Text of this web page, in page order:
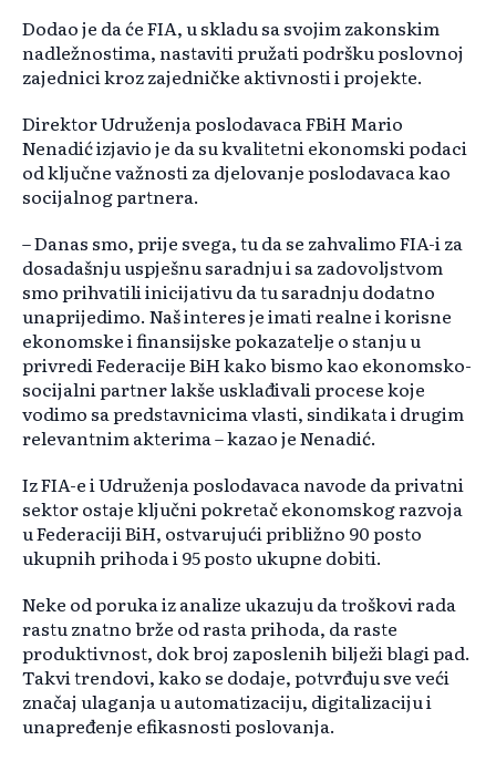
Dodao je da će FIA, u skladu sa svojim zakonskim
nadležnostima, nastaviti pružati podršku poslovnoj
zajednici kroz zajedničke aktivnosti i projekte.
Direktor Udruženja poslodavaca FBiH Mario
Nenadić izjavio je da su kvalitetni ekonomski podaci
od ključne važnosti za djelovanje poslodavaca kao
socijalnog partnera.
– Danas smo, prije svega, tu da se zahvalimo FIA-i za
dosadašnju uspješnu saradnju i sa zadovoljstvom
smo prihvatili inicijativu da tu saradnju dodatno
unaprijedimo. Naš interes je imati realne i korisne
ekonomske i finansijske pokazatelje o stanju u
privredi Federacije BiH kako bismo kao ekonomsko-
socijalni partner lakše usklađivali procese koje
vodimo sa predstavnicima vlasti, sindikata i drugim
relevantnim akterima – kazao je Nenadić.
Iz FIA-e i Udruženja poslodavaca navode da privatni
sektor ostaje ključni pokretač ekonomskog razvoja
u Federaciji BiH, ostvarujući približno 90 posto
ukupnih prihoda i 95 posto ukupne dobiti.
Neke od poruka iz analize ukazuju da troškovi rada
rastu znatno brže od rasta prihoda, da raste
produktivnost, dok broj zaposlenih bilježi blagi pad.
Takvi trendovi, kako se dodaje, potvrđuju sve veći
značaj ulaganja u automatizaciju, digitalizaciju i
unapređenje efikasnosti poslovanja.